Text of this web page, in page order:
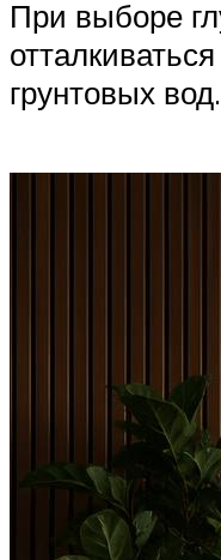
При выборе
грунтовых вод.